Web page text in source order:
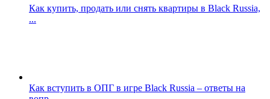
Как купить, продать или снять квартиры в Black Russia,
...
Как вступить в ОПГ в игре Black Russia – ответы на